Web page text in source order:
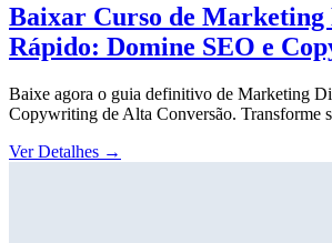
Baixar Curso de Marketing
Rápido: Domine SEO e
Baixe agora o guia definitivo de Marketing
Copywriting de Alta Conversão. Transforme
Ver Detalhes →